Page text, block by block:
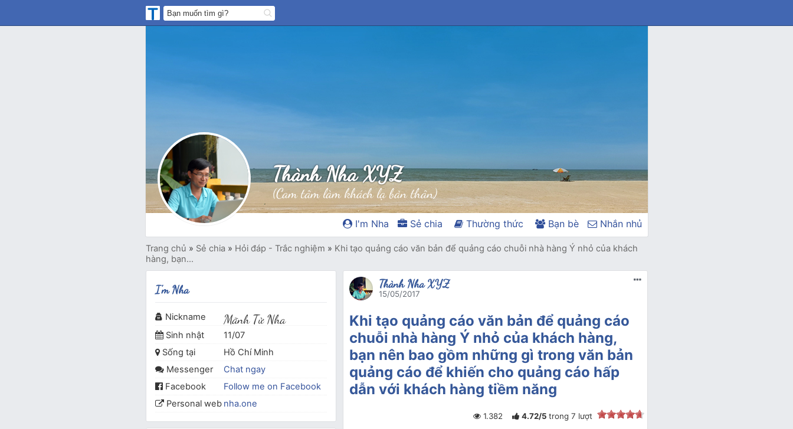
Thành Nha XYZ
(Cam tâm làm khách lạ bản thân)
I'm Nha Sẻ chia Thường thức Bạn bè Nhắn nhủ
Trang chủ » Sẻ chia » Hỏi đáp - Trắc nghiệm » Khi tạo quảng cáo văn bản để quảng cáo chuỗi nhà hàng Ý nhỏ của khách
hàng, bạn...
Thành Nha XYZ
15/05/2017
Khi tạo quảng cáo văn bản để quảng cáo
chuỗi nhà hàng Ý nhỏ của khách hàng,
bạn nên bao gồm những gì trong văn bản
quảng cáo để khiến cho quảng cáo hấp
dẫn với khách hàng tiềm năng
1.382 4.72/5 trong 7 lượt
I'm Nha
Nickname Mãnh Tử Nha
Sinh nhật
11/07
Sống tại
Hồ Chí Minh
Messenger
Chat ngay
Facebook
Follow me on Facebook
Personal web nha.one